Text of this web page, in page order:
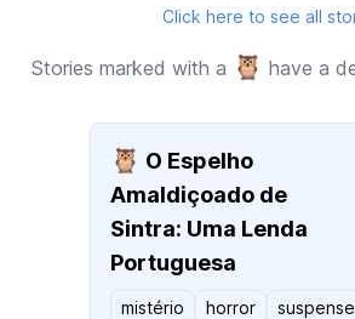
Click here to see all
Stories marked with a 🦉 have a
🦉 O Espelho
Amaldiçoado de
Sintra: Uma Lenda
Portuguesa
mistério horror
suspense